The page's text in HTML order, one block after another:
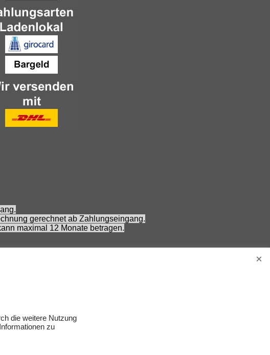
gerechnet ab Zahlungseingang.
maximal 12 Monate betragen.
Zubehör gehört nicht zum Lieferumfang.
die weitere Nutzung
zu